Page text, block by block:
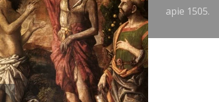
apie 1505.